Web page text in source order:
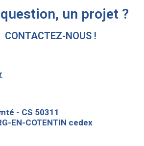
un projet ?
CONTACTEZ-NOUS !
- CS 50311
EN-COTENTIN cedex